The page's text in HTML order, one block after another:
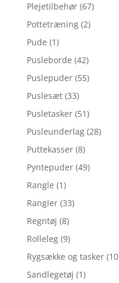
Plejetilbehør (67)
Pottetræning (2)
Pude (1)
Pusleborde (42)
Puslepuder (55)
Puslesæt (33)
Pusletasker (51)
Pusleunderlag (28)
Puttekasser (8)
Pyntepuder (49)
Rangle (1)
Rangler (33)
Regntøj (8)
Rolleleg (9)
Rygsække og tasker
Sandlegetøj (1)